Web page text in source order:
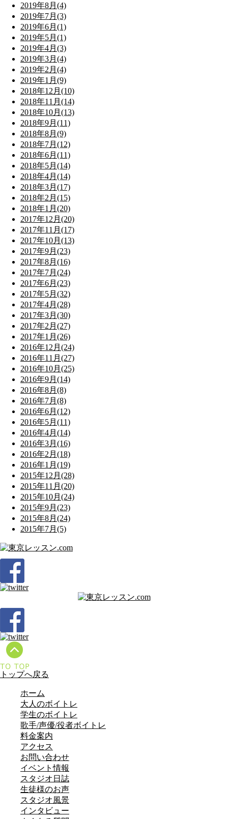
2019年8月(4)
2019年7月(3)
2019年6月(1)
2019年5月(1)
2019年4月(3)
2019年3月(4)
2019年2月(4)
2019年1月(9)
2018年12月(10)
2018年11月(14)
2018年10月(13)
2018年9月(11)
2018年8月(9)
2018年7月(12)
2018年6月(11)
2018年5月(14)
2018年4月(14)
2018年3月(17)
2018年2月(15)
2018年1月(20)
2017年12月(20)
2017年11月(17)
2017年10月(13)
2017年9月(23)
2017年8月(16)
2017年7月(24)
2017年6月(23)
2017年5月(32)
2017年4月(28)
2017年3月(30)
2017年2月(27)
2017年1月(26)
2016年12月(24)
2016年11月(27)
2016年10月(25)
2016年9月(14)
2016年8月(8)
2016年7月(8)
2016年6月(12)
2016年5月(11)
2016年4月(14)
2016年3月(16)
2016年2月(18)
2016年1月(19)
2015年12月(28)
2015年11月(20)
2015年10月(24)
2015年9月(23)
2015年8月(24)
2015年7月(5)
トップへ戻る
ホーム
大人のボイトレ
学生のボイトレ
歌手/声優/役者ボイトレ
料金案内
アクセス
お問い合わせ
イベント情報
スタジオ日誌
生徒様のお声
スタジオ風景
インタビュー